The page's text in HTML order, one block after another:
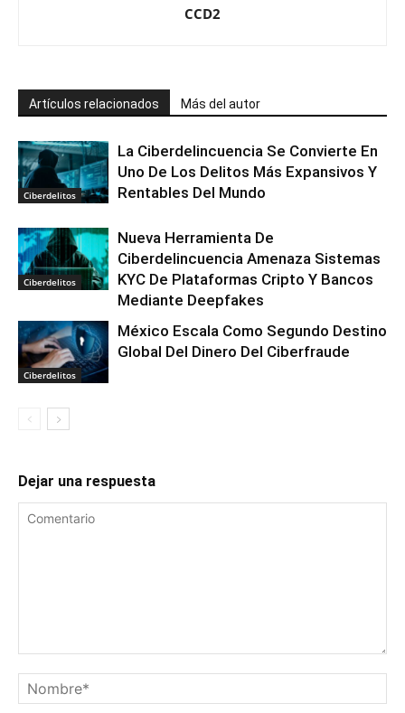
CCD2
Artículos relacionados Más del autor
Ciberdelitos
La Ciberdelincuencia Se Convierte En
Uno De Los Delitos Más Expansivos Y
Rentables Del Mundo
Ciberdelitos
Nueva Herramienta De
Ciberdelincuencia Amenaza Sistemas
KYC De Plataformas Cripto Y Bancos
Mediante Deepfakes
Ciberdelitos
México Escala Como Segundo Destino
Global Del Dinero Del Ciberfraude
Dejar una respuesta